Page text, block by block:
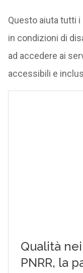
Questo aiuta tutti
in condizioni di
ad accedere ai
accessibili e